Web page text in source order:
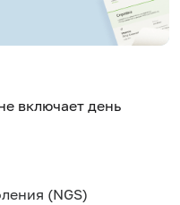
включает день
(NGS)